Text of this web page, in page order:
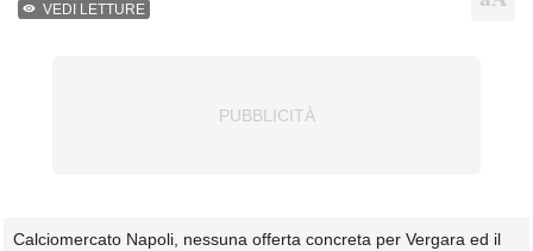
VEDI LETTURE
Calciomercato Napoli, nessuna offerta concreta per Vergara ed il